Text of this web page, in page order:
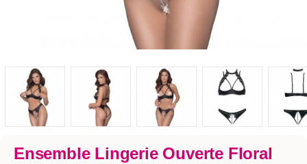
Ensemble Lingerie Ouverte Floral